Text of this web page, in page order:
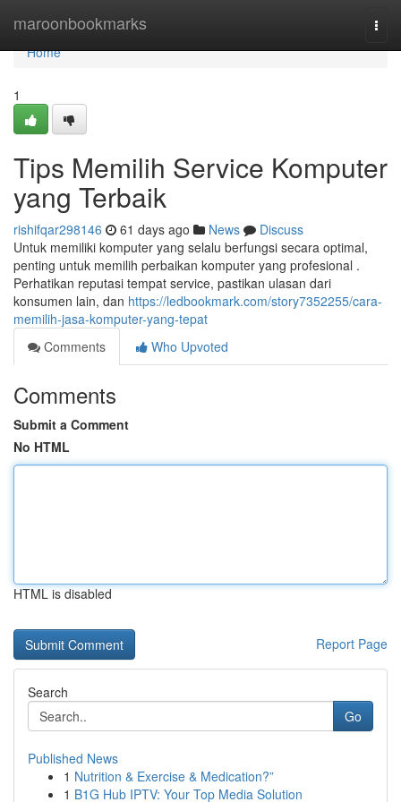
maroonbookmarks
Home
Home
1
Tips Memilih Service Komputer
yang Terbaik
rishifqar298146 61 days ago News
Discuss
Untuk memiliki komputer yang selalu berfungsi secara optimal,
penting untuk memilih perbaikan komputer yang profesional .
Perhatikan reputasi tempat service, pastikan ulasan dari
konsumen lain, dan https://ledbookmark.com/story7352255/cara-
memilih-jasa-komputer-yang-tepat
Comments
Who Upvoted
Comments
Submit a Comment
No HTML
HTML is disabled
Report Page
Search
Go
Published News
1 Nutrition & Exercise & Medication?”
1 B1G Hub IPTV: Your Top Media Solution